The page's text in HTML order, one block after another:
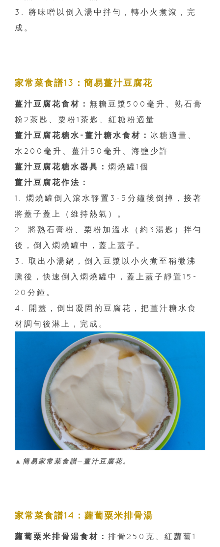
3. 將味噌以倒入湯中拌勻，轉小火煮滾，完
成。
家常菜食譜13：簡易薑汁豆腐花
薑汁豆腐花食材： 無糖豆漿500毫升、熟石膏
粉2茶匙、粟粉1茶匙、紅糖粉適量
薑汁豆腐花糖水-薑汁糖水食材： 冰糖適量、
水200毫升、薑汁50毫升、海鹽少許
薑汁豆腐花糖水器具： 燜燒罐1個
薑汁豆腐花作法：
1. 燜燒罐倒入滾水靜置3-5分鐘後倒掉，接著
將蓋子蓋上（維持熱氣）。
2. 將熟石膏粉、栗粉加溫水（約3湯匙）拌勻
後，倒入燜燒罐中，蓋上蓋子。
3. 取出小湯鍋，倒入豆漿以小火煮至稍微沸
騰後，快速倒入燜燒罐中，蓋上蓋子靜置15-
20分鐘。
4. 開蓋，倒出凝固的豆腐花，把薑汁糖水食
材調勻後淋上，完成。
▲簡易家常菜食譜─薑汁豆腐花。
家常菜食譜14：蘿蔔粟米排骨湯
蘿蔔粟米排骨湯食材： 排骨250克、紅蘿蔔1